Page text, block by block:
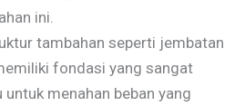
ini.
tambahan seperti jembatan
fondasi yang sangat
untuk menahan beban yang